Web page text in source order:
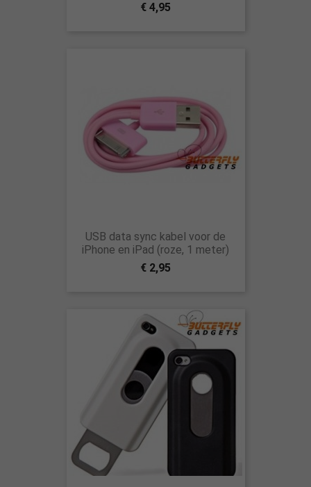
€ 4,95
USB data sync kabel voor de
iPhone en iPad (roze, 1 meter)
€ 2,95